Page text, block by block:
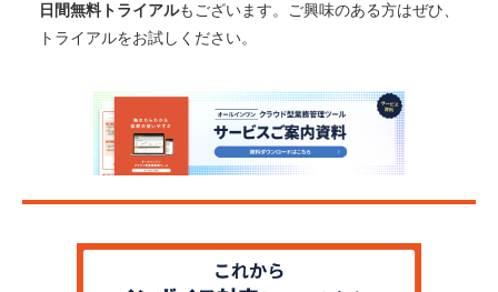
日間無料トライアルもございます。ご興味のある方はぜひ、
トライアルをお試しください。